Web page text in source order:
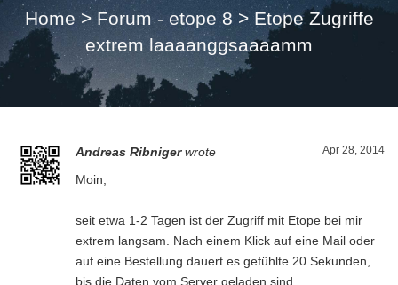
Home > Forum - etope 8 > Etope Zugriffe
extrem laaaanggsaaaamm
Apr 28, 2014
Andreas Ribniger wrote
Moin,
seit etwa 1-2 Tagen ist der Zugriff mit Etope bei mir
extrem langsam. Nach einem Klick auf eine Mail oder
auf eine Bestellung dauert es gefühlte 20 Sekunden,
bis die Daten vom Server geladen sind.